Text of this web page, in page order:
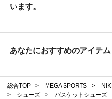
います。
あなたにおすすめのアイテム
総合TOP > MEGA SPORTS >
>
シューズ > バスケットシューズ